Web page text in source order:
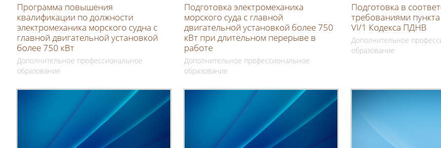
Программа повышения
квалификации по должности
электромеханика морского судна с
главной двигательной установкой
более 750 кВт
Дополнительное профессиональное
образование
Подготовка электромеханика
морского суда с главной
двигательной установкой более 750
кВт при длительном перерыве в
работе
Дополнительное профессиональное
образование
Подготовка в
требованиями
VI/1 Кодекса ПДНВ
Дополнительное
образование